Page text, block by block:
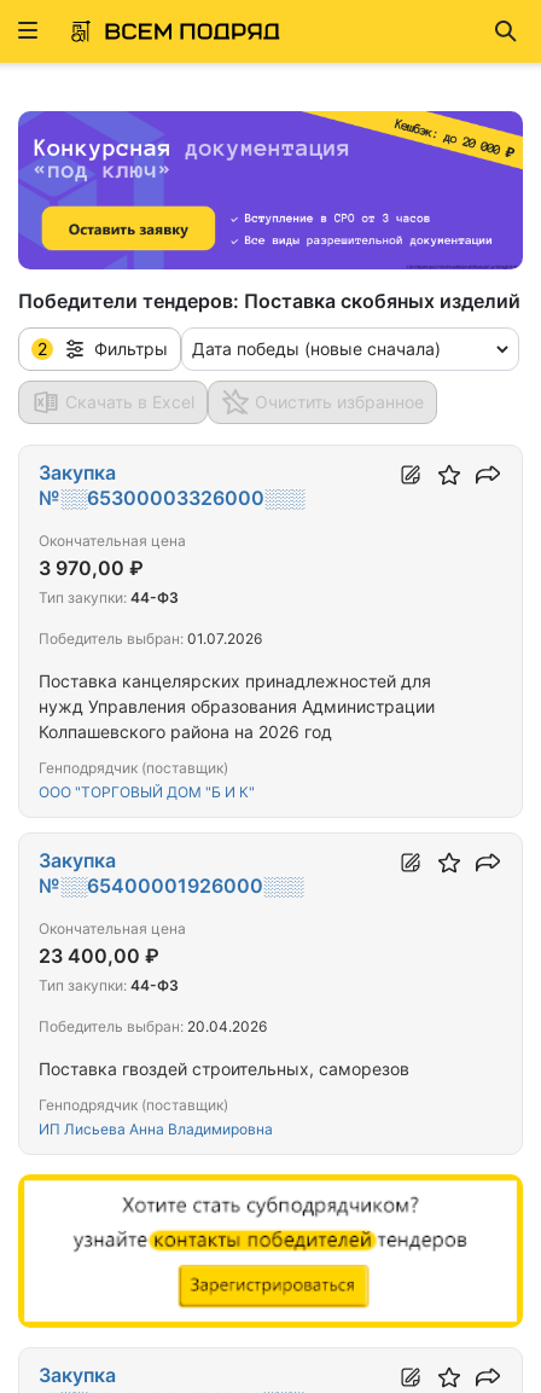
Развернуть
Победители тендеров: Поставка скобяных изделий
2 Фильтры Дата победы (новые сначала)
Скачать в Excel Очистить избранное
Поставка канцелярских принадлежностей для
нужд Управления образования Администрации
Колпашевского района на 2026 год
Генподрядчик (поставщик)
ООО "ТОРГОВЫЙ ДОМ "Б И К"
Закупка
№░░65300003326000░░░
Окончательная цена
3 970,00 ₽
Тип закупки: 44-ФЗ
Победитель выбран: 01.07.2026
Поставка гвоздей строительных, саморезов
Генподрядчик (поставщик)
ИП Лисьева Анна Владимировна
Закупка
№░░65400001926000░░░
Окончательная цена
23 400,00 ₽
Тип закупки: 44-ФЗ
Победитель выбран: 20.04.2026
Закупка